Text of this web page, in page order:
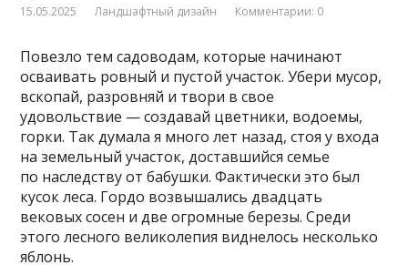
15.05.2025 Ландшафтный дизайн Комментарии: 0
Повезло тем садоводам, которые начинают
осваивать ровный и пустой участок. Убери мусор,
вскопай, разровняй и твори в свое
удовольствие — создавай цветники, водоемы,
горки. Так думала я много лет назад, стоя у входа
на земельный участок, доставшийся семье
по наследству от бабушки. Фактически это был
кусок леса. Гордо возвышались двадцать
вековых сосен и две огромные березы. Среди
этого лесного великолепия виднелось несколько
яблонь.